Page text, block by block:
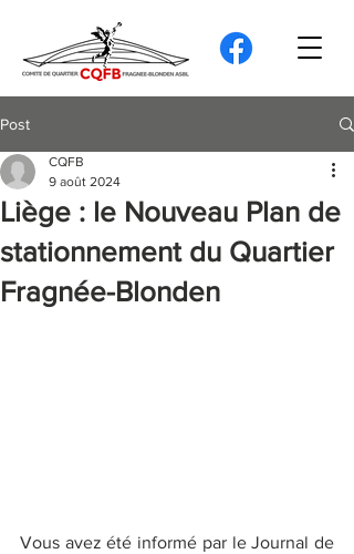
Post
Liège : le Nouveau Plan de
stationnement du Quartier
Fragnée-Blonden
CQFB
9 août 2024
Vous avez été informé par le Journal de